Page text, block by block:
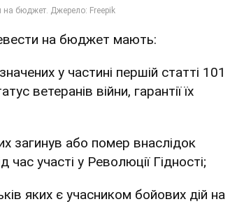
на бюджет мають:
у частині першій статті 101
ветеранів війни, гарантії їх
загинув або помер внаслідок
участі у Революції Гідності;
яких є учасником бойових дій на